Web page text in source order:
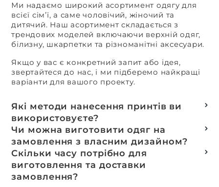
Ми надаємо широкий асортимент одягу для
всієї сім’ї, а саме чоловічий, жіночий та
дитячий. Наш асортимент складається з
трендових моделей включаючи верхній одяг,
білизну, шкарпетки та різноманітні аксесуари.
Якщо у вас є конкретний запит або ідея,
звертайтеся до нас, і ми підберемо найкращі
варіанти для вашого проекту.
Які методи нанесення принтів ви
використовуєте?
Термотранферний
Шовкотрафаретний
DTF – друк
Машинна вишивка
Чи можна виготовити одяг на
замовлення з власним дизайном?
Так, ми спеціалізуємося на розробці колекцій
та мерчу під ключ, цей процес включає підбір
тканин, розробку лекал, дизай та
завершується пошиттям готового виробу.
Скільки часу потрібно для
виготовлення та доставки
замовлення?